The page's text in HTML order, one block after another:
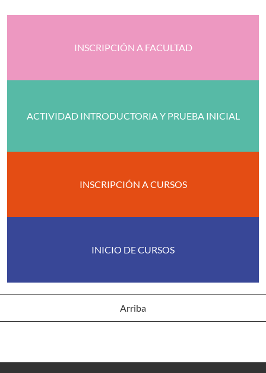
INSCRIPCIÓN A FACULTAD
ACTIVIDAD INTRODUCTORIA Y PRUEBA INICIAL
INSCRIPCIÓN A CURSOS
INICIO DE CURSOS
Arriba